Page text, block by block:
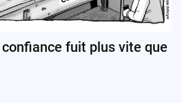
confiance fuit plus vite que